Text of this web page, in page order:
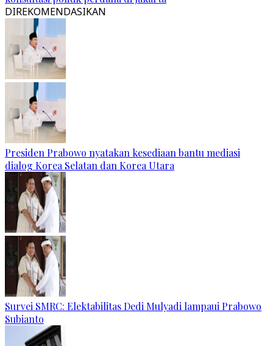
DIREKOMENDASIKAN
Presiden Prabowo nyatakan kesediaan bantu mediasi
dialog Korea Selatan dan Korea Utara
Survei SMRC: Elektabilitas Dedi Mulyadi lampaui Prabowo
Subianto